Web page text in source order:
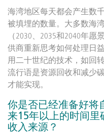
海湾地区每天都会产生数
被填埋的数量。大多数海
（2030、2035和2040年
供商重新思考如何处理日
用二十世纪的技术，如回
流行语是资源回收和减少
才能实现。
你是否已经准备好将
来15年以上的时间
收入来源？